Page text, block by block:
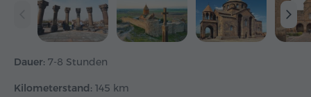
Dauer: 7-8 Stunden
Kilometerstand: 145 km